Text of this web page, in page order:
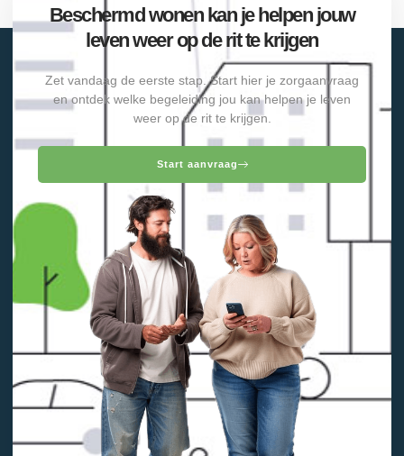
Beschermd wonen kan je helpen jouw
leven weer op de rit te krijgen
Zet vandaag de eerste stap. Start hier je zorgaanvraag
en ontdek welke begeleiding jou kan helpen je leven
weer op de rit te krijgen.
Start aanvraag